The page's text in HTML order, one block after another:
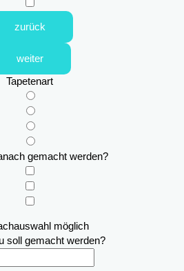
zurück
weiter
Tapetenart
gemacht werden?
möglich
soll gemacht werden?